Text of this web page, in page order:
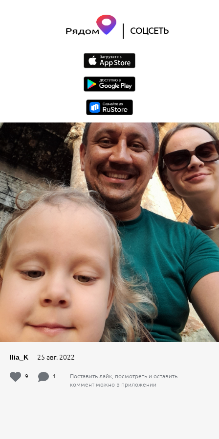
| СОЦСЕТЬ
Ilia_K 25 авг. 2022
9 1
Поставить лайк, посмотреть и оставить
коммент можно в приложении